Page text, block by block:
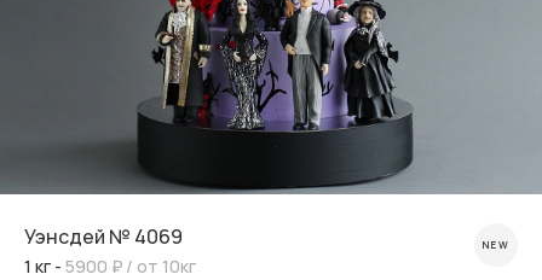
Уэнсдей № 4069
1 кг - 5900 ₽ / от 10кг
NEW